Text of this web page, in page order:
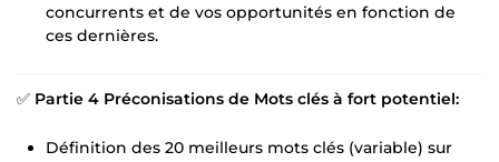
concurrents et de vos opportunités en fonction de
ces dernières.
✅ Partie 4 Préconisations de Mots clés à fort potentiel:
Définition des 20 meilleurs mots clés (variable) sur